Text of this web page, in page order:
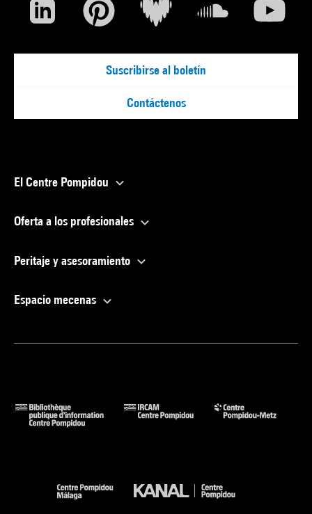
Suscribirse al boletín
Contáctenos
El Centre Pompidou
Oferta a los profesionales
Peritaje y asesoramiento
Espacio mecenas